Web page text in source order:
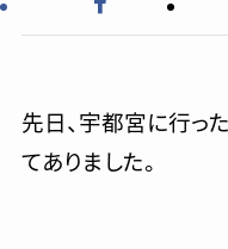
先日、宇都宮に行っ
てありました。